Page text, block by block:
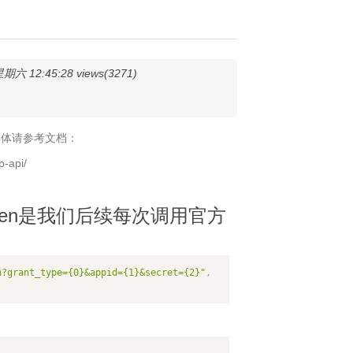
六 12:45:28 views(3271)
请参考文档：
api/
是我们后续每次调用官方
,